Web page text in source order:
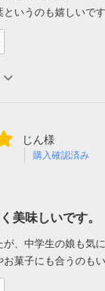
いうのも嬉しいです
じん様
購入確認済み
美味しいです。
が、中学生の娘も気
菓子にも合うのもい